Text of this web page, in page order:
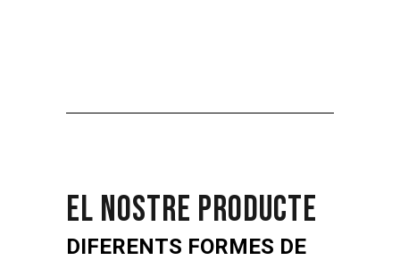
EL NOSTRE PRODUCTE
DIFERENTS FORMES DE